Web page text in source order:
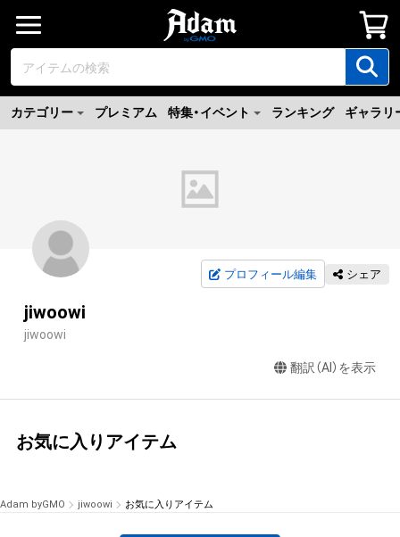
カテゴリー プレミアム 特集・イベント ランキング ギャラリ
プロフィール編集 シェア
jiwoowi
jiwoowi
翻訳（AI）を表示
お気に入りアイテム
Adam byGMO jiwoowi お気に入りアイテム